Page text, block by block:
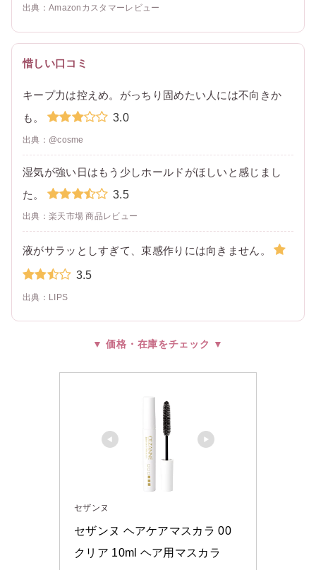
出典：Amazonカスタマーレビュー
惜しい口コミ
キープ力は控えめ。がっちり固めたい人には不向きか
も。
3.0
出典：@cosme
湿気が強い日はもう少しホールドがほしいと感じまし
た。
3.5
出典：楽天市場 商品レビュー
液がサラッとしすぎて、束感作りには向きません。
3.5
出典：LIPS
▼ 価格・在庫をチェック ▼
セザンヌ
セザンヌ ヘアケアマスカラ 00
クリア 10ml ヘア用マスカラ